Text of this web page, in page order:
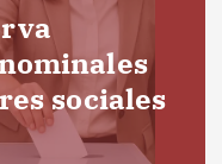
sociales